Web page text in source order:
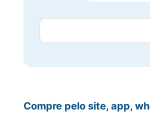
Compre pelo site, app,